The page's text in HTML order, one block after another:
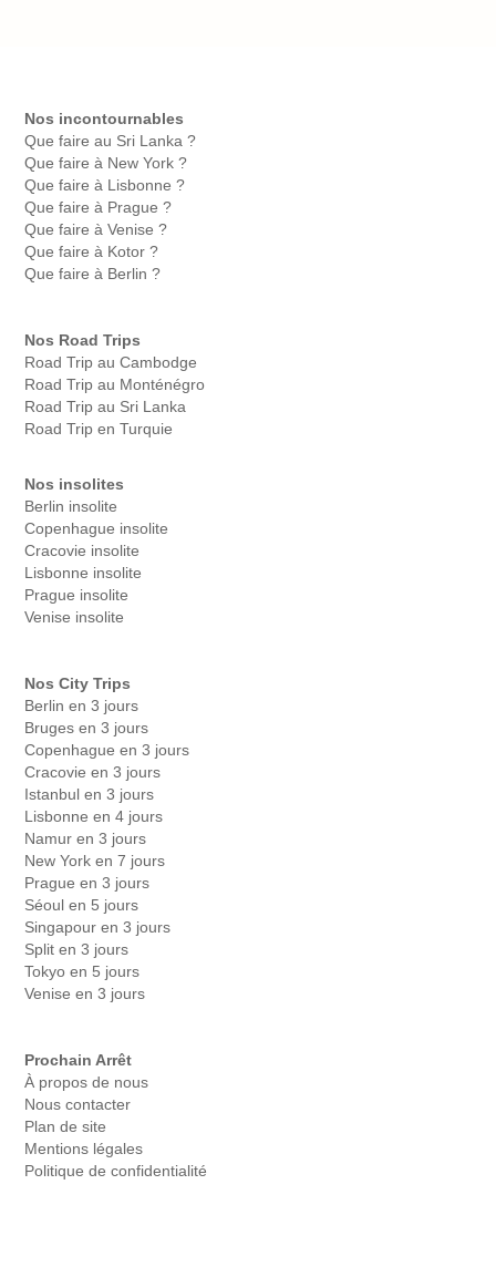
Nos incontournables
Que faire au Sri Lanka ?
Que faire à New York ?
Que faire à Lisbonne ?
Que faire à Prague ?
Que faire à Venise ?
Que faire à Kotor ?
Que faire à Berlin ?
Nos Road Trips
Road Trip au Cambodge
Road Trip au Monténégro
Road Trip au Sri Lanka
Road Trip en Turquie
Nos insolites
Berlin insolite
Copenhague insolite
Cracovie insolite
Lisbonne insolite
Prague insolite
Venise insolite
Nos City Trips
Berlin en 3 jours
Bruges en 3 jours
Copenhague en 3 jours
Cracovie en 3 jours
Istanbul en 3 jours
Lisbonne en 4 jours
Namur en 3 jours
New York en 7 jours
Prague en 3 jours
Séoul en 5 jours
Singapour en 3 jours
Split en 3 jours
Tokyo en 5 jours
Venise en 3 jours
Prochain Arrêt
À propos de nous
Nous contacter
Plan de site
Mentions légales
Politique de confidentialité